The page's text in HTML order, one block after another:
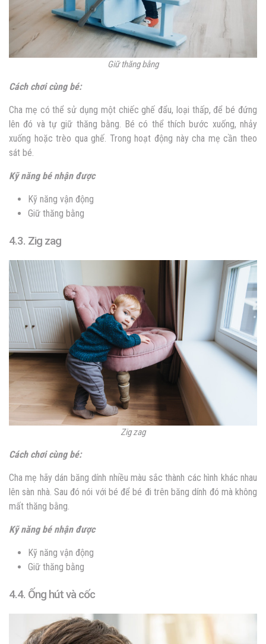
Giữ thăng bằng
Cách chơi cùng bé:
Cha mẹ có thể sử dụng một chiếc ghế đẩu, loại thấp, để bé đứng
lên đó và tự giữ thăng bằng. Bé có thể thích bước xuống, nhảy
xuống hoặc trèo qua ghế. Trong hoạt động này cha mẹ cần theo
sát bé.
Kỹ năng bé nhận được
Kỹ năng vận động
Giữ thăng bằng
4.3. Zig zag
Zig zag
Cách chơi cùng bé:
Cha mẹ hãy dán băng dính nhiều màu sắc thành các hình khác nhau
lên sàn nhà. Sau đó nói với bé để bé đi trên băng dính đó mà không
mất thăng bằng.
Kỹ năng bé nhận được
Kỹ năng vận động
Giữ thăng bằng
4.4. Ống hút và cốc